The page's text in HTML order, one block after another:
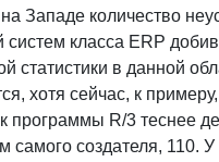
Западе количество
систем класса ERP
статистики в данной
хотя сейчас, к
программы R/3 теснее
самого создателя, 110.